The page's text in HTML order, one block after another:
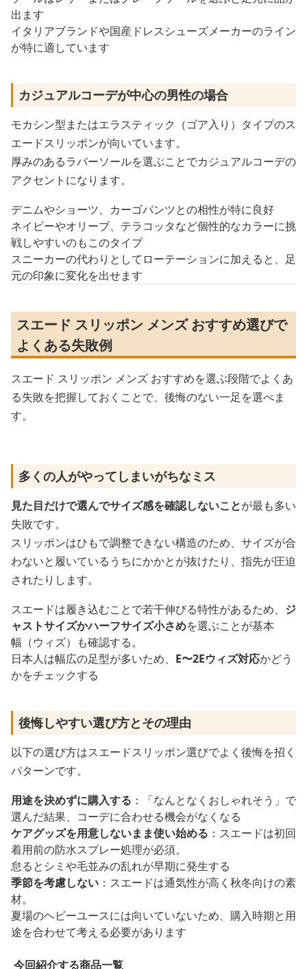
出ます
イタリアブランドや国産ドレスシューズメーカーのライン
が特に適しています
カジュアルコーデが中心の男性の場合
モカシン型またはエラスティック（ゴア入り）タイプのス
エードスリッポンが向いています。
厚みのあるラバーソールを選ぶことでカジュアルコーデの
アクセントになります。
デニムやショーツ、カーゴパンツとの相性が特に良好
ネイビーやオリーブ、テラコッタなど個性的なカラーに挑
戦しやすいのもこのタイプ
スニーカーの代わりとしてローテーションに加えると、足
元の印象に変化を出せます
スエード スリッポン メンズ おすすめ選びで
よくある失敗例
スエード スリッポン メンズ おすすめを選ぶ段階でよくあ
る失敗を把握しておくことで、後悔のない一足を選べま
す。
多くの人がやってしまいがちなミス
見た目だけで選んでサイズ感を確認しないことが最も多い
失敗です。
スリッポンはひもで調整できない構造のため、サイズが合
わないと履いているうちにかかとが抜けたり、指先が圧迫
されたりします。
スエードは履き込むことで若干伸びる特性があるため、 ジ
ャストサイズかハーフサイズ小さめを選ぶことが基本
幅（ウィズ）も確認する。
日本人は幅広の足型が多いため、 E〜2Eウィズ対応かどう
かをチェックする
後悔しやすい選び方とその理由
以下の選び方はスエードスリッポン選びでよく後悔を招く
パターンです。
用途を決めずに購入する ：「なんとなくおしゃれそう」で
選んだ結果、コーデに合わせる機会がなくなる
ケアグッズを用意しないまま使い始める ：スエードは初回
着用前の防水スプレー処理が必須。
怠るとシミや毛並みの乱れが早期に発生する
季節を考慮しない ：スエードは通気性が高く秋冬向けの素
材。
夏場のヘビーユースには向いていないため、購入時期と用
途を合わせて考える必要があります
今回紹介する商品一覧